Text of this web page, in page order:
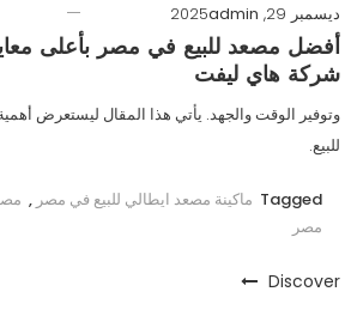
ديسمبر 29, 2025
admin
أفضل مصعد للبيع في مصر بأعلى
شركة هاي ليفت
وتوفير الوقت والجهد. يأتي هذا المقال ليستعرض
للبيع.
Tagged ماكينة مصعد ايطالي للبيع في مصر ,
مصر
Discover